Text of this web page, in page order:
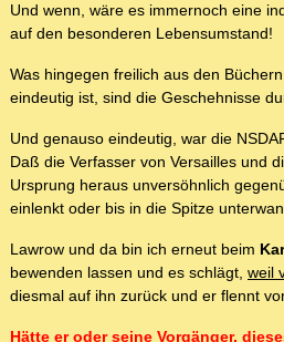
Und wenn, wäre es immernoch eine
auf den besonderen Lebensumstand!
Was hingegen freilich aus den
eindeutig ist, sind die Geschehnisse
Und genauso eindeutig, war die
Daß die Verfasser von Versailles und
Ursprung heraus unversöhnlich
einlenkt oder bis in die Spitze
Lawrow und da bin ich erneut beim
bewenden lassen und es schlägt, weil
diesmal auf ihn zurück und er flennt
Hätte er oder seine Vorgänger,